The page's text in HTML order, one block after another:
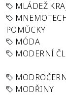
MLÁDEŽ
POMŮCKY
MÓDA
MODERNÍ
MODŘINY